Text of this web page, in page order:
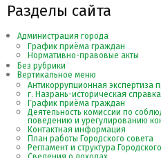
Разделы сайта
Администрация города
График приёма граждан
Нормативно-правовые акты
Без рубрики
Вертикальное меню
Антикоррупционная экспертиза
г. Назрань-историческая справка
График приёма граждан
Деятельность комиссии по
поведению и урегулированию
Контактная информация
План работы Городского совета
Регламент и структура